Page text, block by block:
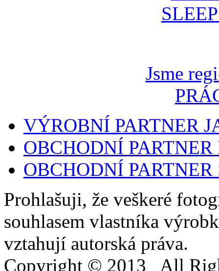
Jsme
VÝROBNÍ PARTNER
OBCHODNÍ
OBCHODNÍ
Prohlašuji, že veškeré
souhlasem vlastníka
vztahují autorská práva.
Copyright © 2013 All